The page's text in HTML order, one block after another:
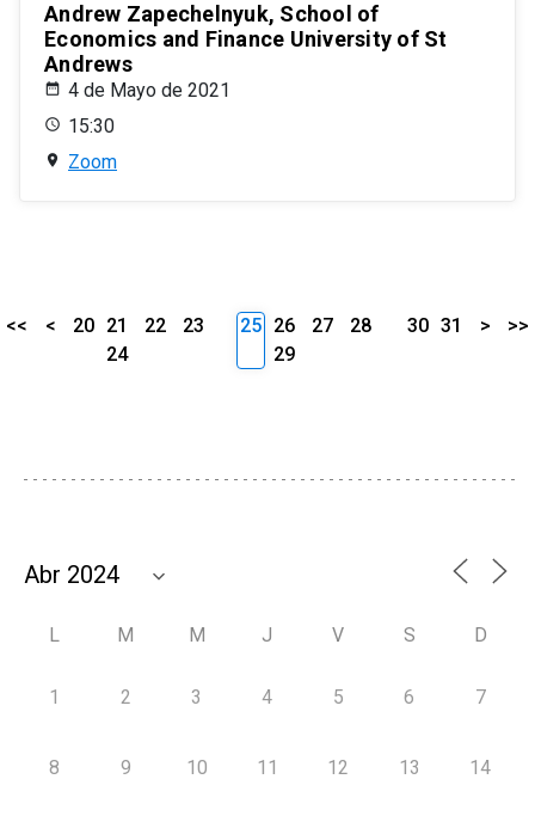
Andrew Zapechelnyuk, School of
Economics and Finance University of St
Andrews
4 de Mayo de 2021
15:30
Zoom
<< < 20 21 22
23
24
25 26 27
28
29
30 31 > >>
L M M J V S D
1 2 3 4 5 6 7
8 9 10 11 12 13 14